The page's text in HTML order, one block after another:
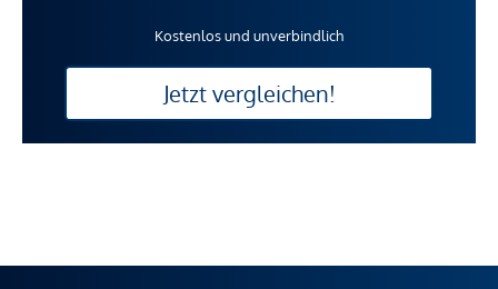
Kostenlos und unverbindlich
Jetzt vergleichen!